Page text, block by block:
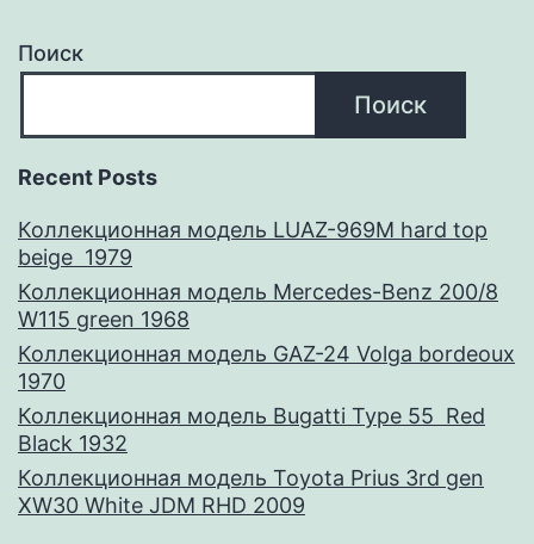
Поиск
Поиск
Recent Posts
Коллекционная модель LUAZ-969M hard top
beige 1979
Коллекционная модель Mercedes-Benz 200/8
W115 green 1968
Коллекционная модель GAZ-24 Volga bordeoux
1970
Коллекционная модель Bugatti Type 55 Red
Black 1932
Коллекционная модель Toyota Prius 3rd gen
XW30 White JDM RHD 2009